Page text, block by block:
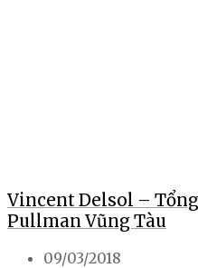
Vincent Delsol –
Pullman Vũng Tàu
09/03/2018